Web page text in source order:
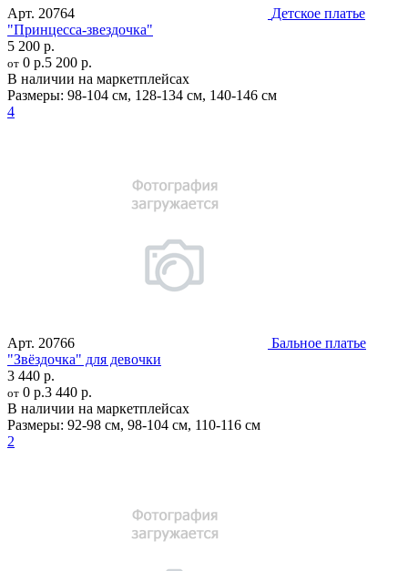
Арт. 20764
Детское платье
"Принцесса-звездочка"
5 200 р.
от 0 р.5 200 р.
В наличии на маркетплейсах
Размеры: 98-104 см, 128-134 см, 140-146 см
4
Арт. 20766
Бальное платье
"Звёздочка" для девочки
3 440 р.
от 0 р.3 440 р.
В наличии на маркетплейсах
Размеры: 92-98 см, 98-104 см, 110-116 см
2